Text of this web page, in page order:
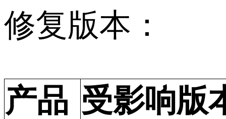
修复版本：
产品 受影响版